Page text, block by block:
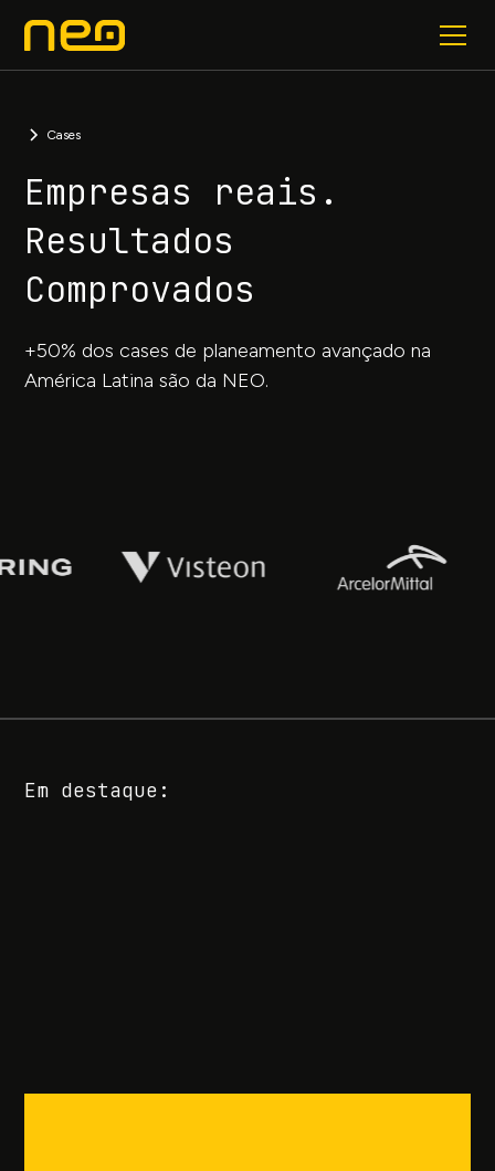
Cases
Empresas reais.
Resultados
Comprovados
+50% dos cases de planeamento avançado na
América Latina são da NEO.
Em destaque: